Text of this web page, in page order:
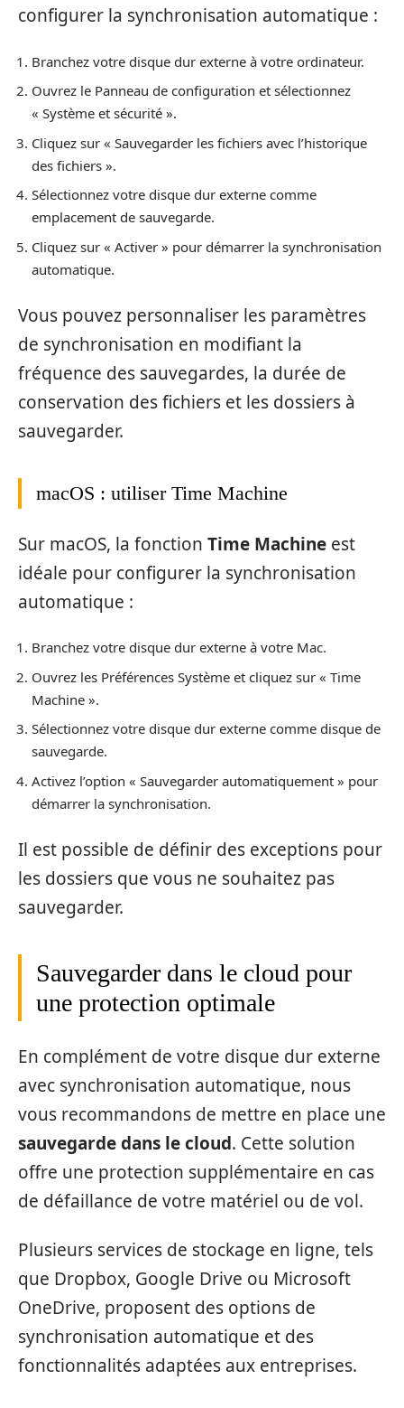
configurer la synchronisation automatique :
Branchez votre disque dur externe à votre ordinateur.
Ouvrez le Panneau de configuration et sélectionnez
« Système et sécurité ».
Cliquez sur « Sauvegarder les fichiers avec l’historique
des fichiers ».
Sélectionnez votre disque dur externe comme
emplacement de sauvegarde.
Cliquez sur « Activer » pour démarrer la synchronisation
automatique.
Vous pouvez personnaliser les paramètres
de synchronisation en modifiant la
fréquence des sauvegardes, la durée de
conservation des fichiers et les dossiers à
sauvegarder.
macOS : utiliser Time Machine
Sur macOS, la fonction Time Machine est
idéale pour configurer la synchronisation
automatique :
Branchez votre disque dur externe à votre Mac.
Ouvrez les Préférences Système et cliquez sur « Time
Machine ».
Sélectionnez votre disque dur externe comme disque de
sauvegarde.
Activez l’option « Sauvegarder automatiquement » pour
démarrer la synchronisation.
Il est possible de définir des exceptions pour
les dossiers que vous ne souhaitez pas
sauvegarder.
Sauvegarder dans le cloud pour
une protection optimale
En complément de votre disque dur externe
avec synchronisation automatique, nous
vous recommandons de mettre en place une
sauvegarde dans le cloud. Cette solution
offre une protection supplémentaire en cas
de défaillance de votre matériel ou de vol.
Plusieurs services de stockage en ligne, tels
que Dropbox, Google Drive ou Microsoft
OneDrive, proposent des options de
synchronisation automatique et des
fonctionnalités adaptées aux entreprises.